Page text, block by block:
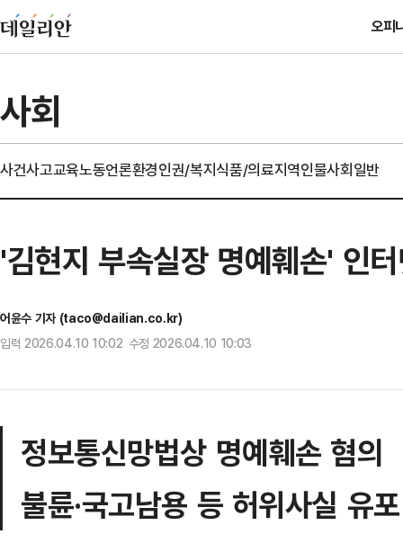
오피
사회
사건사고교육노동언론환경인권/복지식품/의료지역인물사회일반
'김현지 부속실장 명예훼손' 인
어윤수 기자 (taco@dailian.co.kr)
입력 2026.04.10 10:02 수정 2026.04.10 10:03
정보통신망법상 명예훼손 혐의
불륜·국고남용 등 허위사실 유포